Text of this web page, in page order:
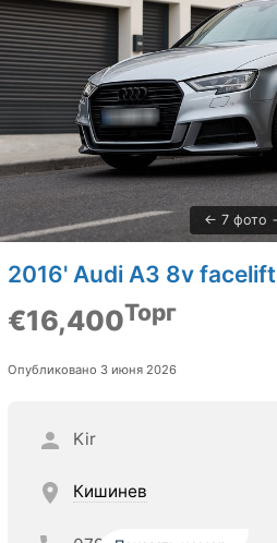
7 фото
2016' Audi A3 8v facelift
€16,400Торг
Опубликовано 3 июня 2026
Kir
Кишинев